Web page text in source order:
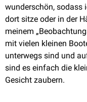
wunderschön, sodass
dort sitze oder in der
meinem
mit vielen kleinen
unterwegs sind und
sind es einfach die
Gesicht zaubern.